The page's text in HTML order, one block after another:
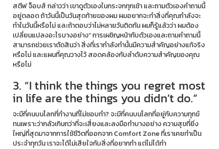
สตีฟ จ็อบส์ กล่าวว่า เขาดูตัวเองในกระจกทุกเช้า และถามตัวเองคำถามนี้
อยู่ตลอด ถ้าวันนี้เป็นวันสุดท้ายของผม ผมอยากจะทำสิ่งที่คุณกำลังจะ
ทำในวันนี้หรือไม่ และถ้าตอบว่าไม่หลายวันติดกัน ผมก็รู้แล้วว่า ผมต้อง
เปลี่ยนแปลงอะไรบางอย่าง” การเผชิญหน้ากับตัวเองและถามคำถามนี้
สามารถช่วยเราตัดสินว่า สิ่งที่เรากำลังทำนั้นมีความสำคัญอย่างแท้จริง
หรือไม่ และแผนที่คุณวางไว้ สอดคล้องกับลำดับความสำคัญของคุณ
หรือไม่
3. “I think the things you regret most
in life are the things you didn’t do.”
จะมีกี่คนบนโลกที่ทำงานที่ไม่ชอบทำ? จะมีกี่คนบนโลกที่อยู่กับความทุกข์
ทนเพราะว่ากลัวเกินกว่าที่จะเสี่ยงและลงมือทำบางอย่าง ความสุขที่ยิ่ง
ใหญ่ที่สุดมาจากการใช้ชีวิตที่ออกจาก Comfort Zone ที่เราเคยทำเป็น
ประจำทุกวัน เราจะได้ไม่เสียใจกับสิ่งที่อยากทำ แต่ไม่ได้ทำ